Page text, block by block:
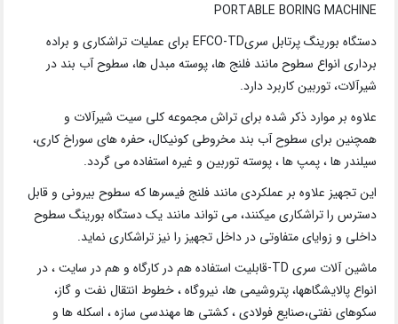
PORTABLE BORING MACHINE
دستگاه بورینگ پرتابل سریEFCO-TD برای عملیات تراشکاری و براده
برداری انواع سطوح مانند فلنج ها، پوسته مبدل ها، سطوح آب بند در
شیرآلات، توربین کاربرد دارد.
علاوه بر موارد ذکر شده برای تراش مجموعه کلی سیت شیرآلات و
همچنین برای سطوح آب بند مخروطی کونیکال، حفره های سوراخ کاری،
سیلندر ها ، پمپ ها ، پوسته توربین و غیره استفاده می گردد.
این تجهیز علاوه بر عملکردی مانند فلنج فیسرها که سطوح بیرونی و قابل
دسترس را تراشکاری میکنند، می تواند مانند یک دستگاه بورینگ سطوح
داخلی و زوایای متفاوتی در داخل تجهیز را نیز تراشکاری نماید.
ماشین آلات سری TD-قابلیت استفاده هم در کارگاه و هم در سایت ، در
انواع پالایشگاهها، پتروشیمی ها، نیروگاه ، خطوط انتقال نفت و گاز،
سکوهای نفتی،صنایع فولادی ، کشتی ها مهندسی سازه ، اسکله ها و